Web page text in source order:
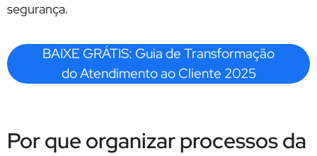
segurança.
BAIXE GRÁTIS: Guia de Transformação
do Atendimento ao Cliente 2025
Por que organizar processos da